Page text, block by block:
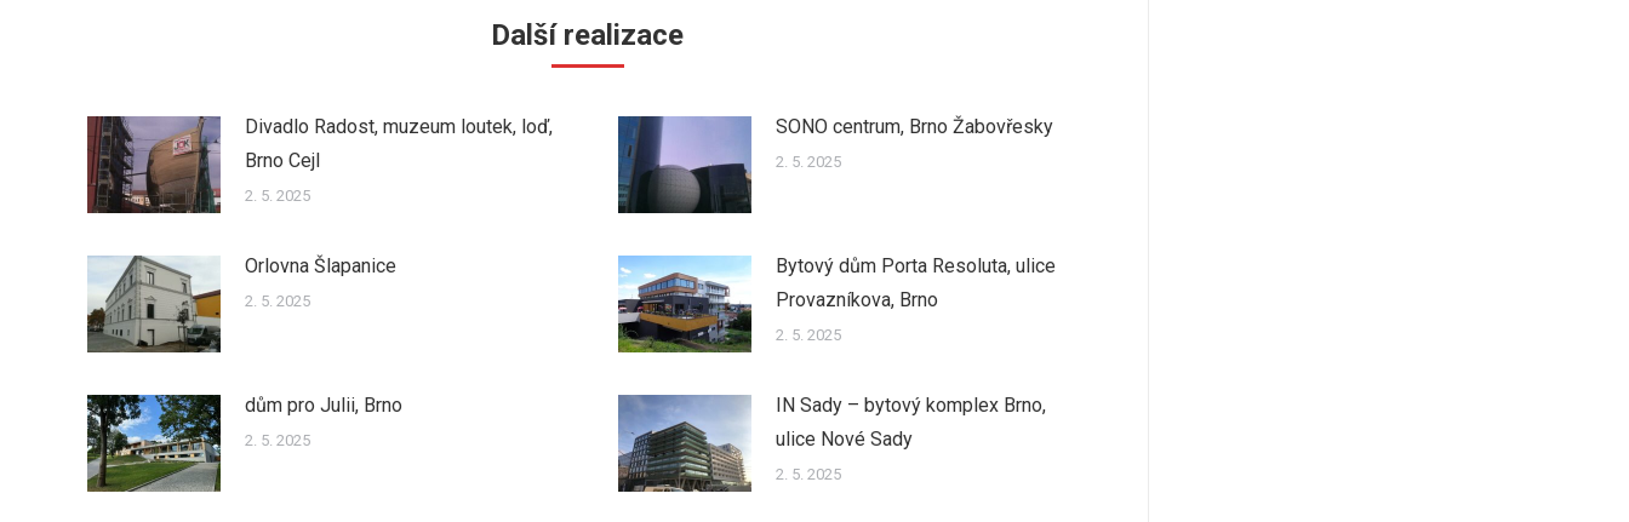
Další realizace
Divadlo Radost, muzeum loutek, loď,
Brno Cejl
2. 5. 2025
SONO centrum, Brno Žabovřesky
2. 5. 2025
Orlovna Šlapanice
2. 5. 2025
Bytový dům Porta Resoluta, ulice
Provazníkova, Brno
2. 5. 2025
dům pro Julii, Brno
2. 5. 2025
IN Sady – bytový komplex Brno,
ulice Nové Sady
2. 5. 2025